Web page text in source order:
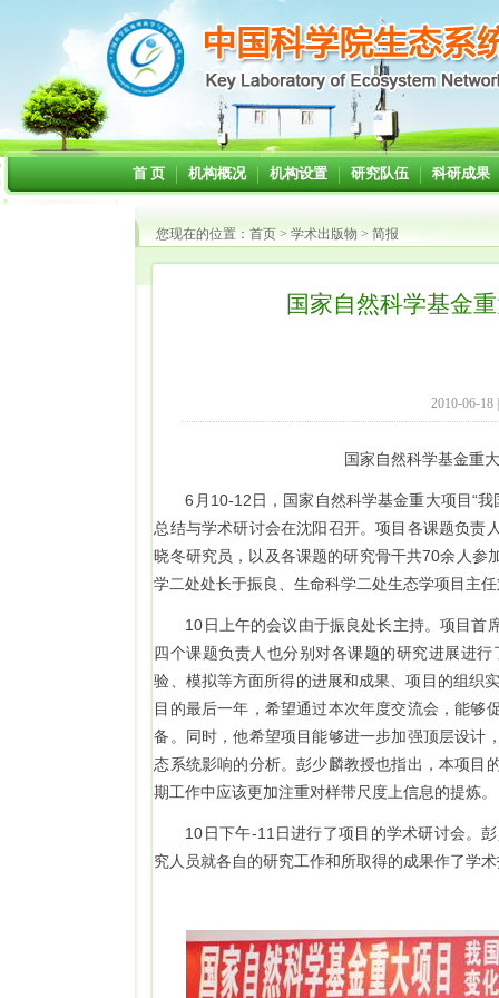
首 页 机构概况 机构设置 研究队伍 科研成果
您现在的位置： 首页 > 学术出版物 > 简报
国家自然科学基金
2010-06-18
国家自然科学基金重
6月10-12日，国家自然科学基金重大项目“
总结与学术研讨会在沈阳召开。项目各课题负责
晓冬研究员，以及各课题的研究骨干共70余人参
学二处处长于振良、生命科学二处生态学项目主
10日上午的会议由于振良处长主持。项目首
四个课题负责人也分别对各课题的研究进展进
验、模拟等方面所得的进展和成果、项目的组织
目的最后一年，希望通过本次年度交流会，能够
备。同时，他希望项目能够进一步加强顶层设计
态系统影响的分析。彭少麟教授也指出，本项目
期工作中应该更加注重对样带尺度上信息的提炼。
10日下午-11日进行了项目的学术研讨会。
究人员就各自的研究工作和所取得的成果作了学